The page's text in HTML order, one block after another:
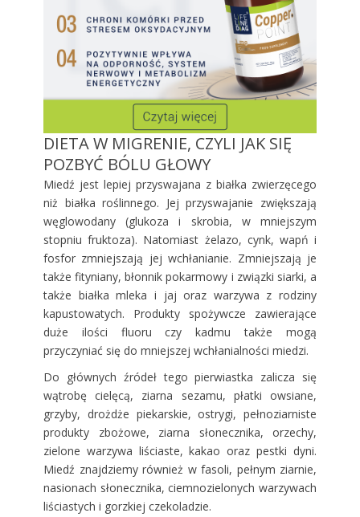
DIETA W MIGRENIE, CZYLI JAK SIĘ
POZBYĆ BÓLU GŁOWY
Miedź jest lepiej przyswajana z białka zwierzęcego
niż białka roślinnego. Jej przyswajanie zwiększają
węglowodany (glukoza i skrobia, w mniejszym
stopniu fruktoza). Natomiast żelazo, cynk, wapń i
fosfor zmniejszają jej wchłanianie. Zmniejszają je
także fityniany, błonnik pokarmowy i związki siarki, a
także białka mleka i jaj oraz warzywa z rodziny
kapustowatych. Produkty spożywcze zawierające
duże ilości fluoru czy kadmu także mogą
przyczyniać się do mniejszej wchłanialności miedzi.
Do głównych źródeł tego pierwiastka zalicza się
wątrobę cielęcą, ziarna sezamu, płatki owsiane,
grzyby, drożdże piekarskie, ostrygi, pełnoziarniste
produkty zbożowe, ziarna słonecznika, orzechy,
zielone warzywa liściaste, kakao oraz pestki dyni.
Miedź znajdziemy również w fasoli, pełnym ziarnie,
nasionach słonecznika, ciemnozielonych warzywach
liściastych i gorzkiej czekoladzie.